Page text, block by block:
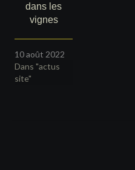
dans les
vignes
10 août 2022
Dans "actus
site"